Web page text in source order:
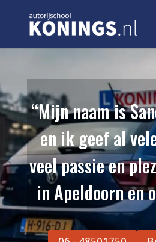
“Mijn naam is
en ik geef al
veel passie en
in Apeldoorn en